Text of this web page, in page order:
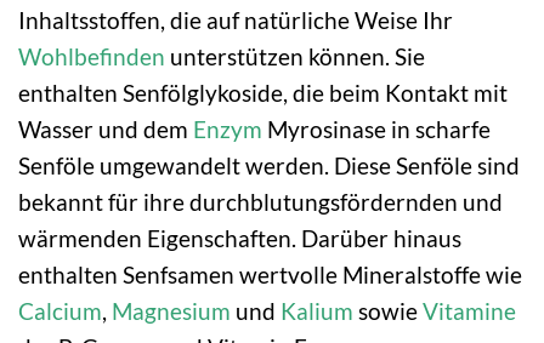
Inhaltsstoffen, die auf natürliche Weise Ihr
Wohlbefinden unterstützen können. Sie
enthalten Senfölglykoside, die beim Kontakt mit
Wasser und dem Enzym Myrosinase in scharfe
Senföle umgewandelt werden. Diese Senföle sind
bekannt für ihre durchblutungsfördernden und
wärmenden Eigenschaften. Darüber hinaus
enthalten Senfsamen wertvolle Mineralstoffe wie
Calcium Magnesium und Kalium sowieVitamine